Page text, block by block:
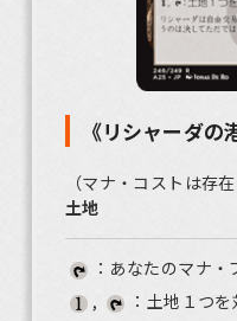
《リシャーダの
（マナ・コストは存
土地
：あなたのマナ・
,
：土地１つ